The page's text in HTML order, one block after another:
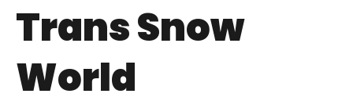
Trans Snow
World